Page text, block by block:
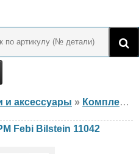
и аксессуары » Комплект ГРМ
Febi Bilstein 11042